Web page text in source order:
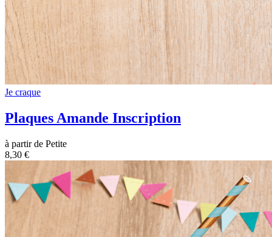
Je craque
Plaques Amande Inscription
à partir de Petite
8,30 €